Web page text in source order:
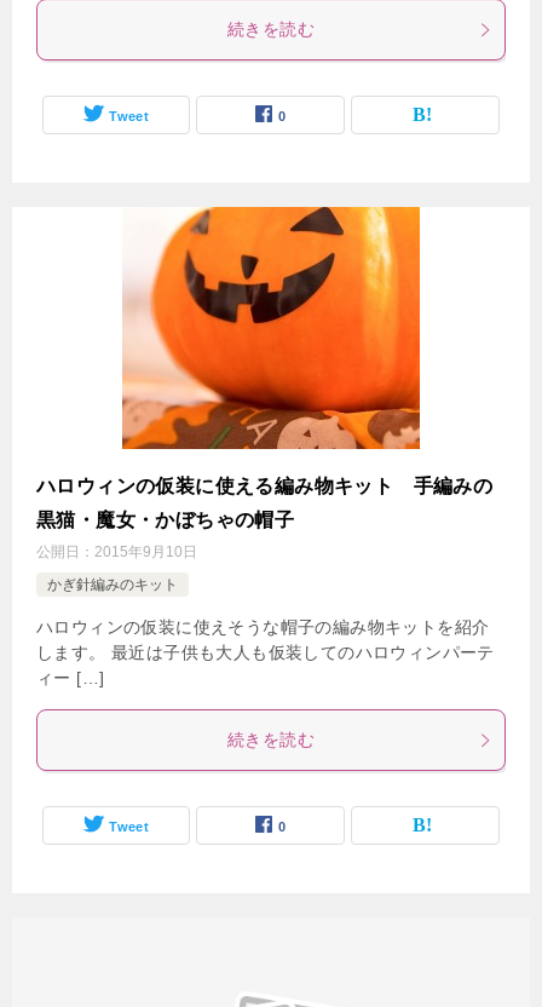
続きを読む
Tweet 0
ハロウィンの仮装に使える編み物キット 手編みの
黒猫・魔女・かぼちゃの帽子
公開日： 2015年9月10日
かぎ針編みのキット
ハロウィンの仮装に使えそうな帽子の編み物キットを紹介
します。 最近は子供も大人も仮装してのハロウィンパーテ
ィー […]
続きを読む
Tweet 0